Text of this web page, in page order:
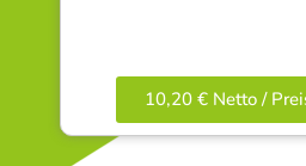
10,20 € Netto /